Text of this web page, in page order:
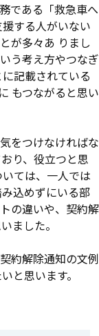
である「救急車へ
する人がいない
が多々あ りまし
う考え方やつなぎ
記載されている
もつながると思い
をつけなければな
り、役立つと思
ては、一人では
込めずにいる部
の違いや、契約解
ました。
約解除通知の文例
と思います。